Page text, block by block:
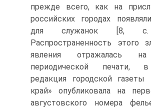
прежде всего, как на
российских городах
для служанок [8, c.
Распространенность этого
явления отражалась на
периодической печати,
редакция городской газеты
край» опубликовала на
августовского номера